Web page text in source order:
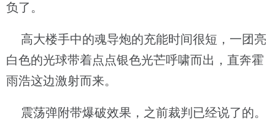
负了。
高大楼手中的魂导炮的充能时间很短，一团亮
白色的光球带着点点银色光芒呼啸而出，直奔霍
雨浩这边激射而来。
震荡弹附带爆破效果，之前裁判已经说了的。